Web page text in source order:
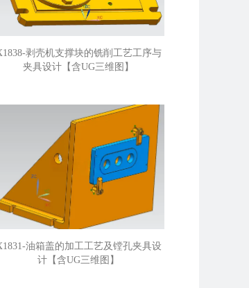
剥壳机支撑块的铣削工艺工序与
夹具设计【含UG三维图】
油箱盖的加工工艺及镗孔夹具设
计【含UG三维图】